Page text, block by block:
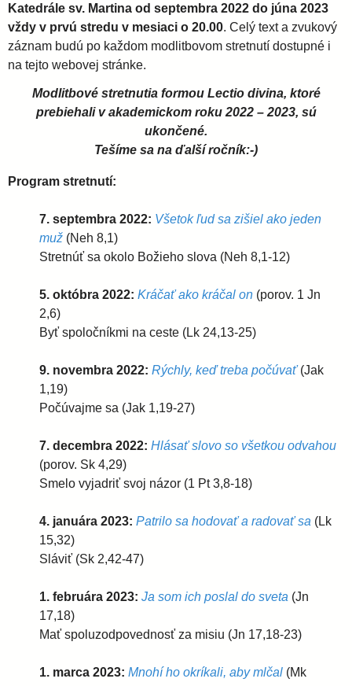
i
d
c
Katedrále sv. Martina od septembra 2022 do júna 2023
vždy v prvú stredu v mesiaci o 20.00. Celý text a zvukový
záznam budú po každom modlitbovom stretnutí dostupné i
na tejto webovej stránke.
Modlitbové stretnutia formou Lectio divina, ktoré
prebiehali v akademickom roku 2022 – 2023, sú
ukončené.
Tešíme sa na ďalší ročník:-)
Program stretnutí:
7. septembra 2022: Všetok ľud sa zišiel ako jeden
muž (Neh 8,1)
Stretnúť sa okolo Božieho slova (Neh 8,1-12)
5. októbra 2022: Kráčať ako kráčal on (porov. 1 Jn
2,6)
Byť spoločníkmi na ceste (Lk 24,13-25)
9. novembra 2022: Rýchly, keď treba počúvať(Jak
1,19)
Počúvajme sa (Jak 1,19-27)
7. decembra 2022: Hlásať slovo so všetkou odvahou
(porov. Sk 4,29)
Smelo vyjadriť svoj názor (1 Pt 3,8-18)
4. januára 2023: Patrilo sa hodovať a radovať sa (Lk
15,32)
Sláviť (Sk 2,42-47)
1. februára 2023: Ja som ich poslal do sveta (Jn
17,18)
Mať spoluzodpovednosť za misiu (Jn 17,18-23)
1. marca 2023: Mnohí ho okríkali, aby mlčal (Mk